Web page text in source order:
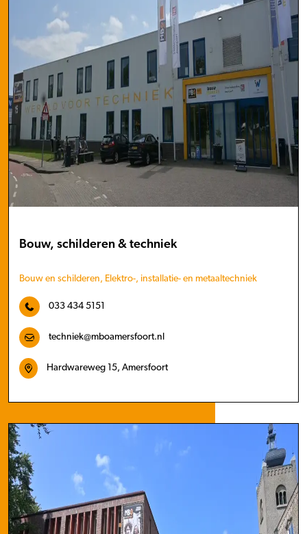
Bouw, schilderen & techniek
Bouw en schilderen, Elektro-, installatie- en metaaltechniek
033 434 5151
techniek@mboamersfoort.nl
Hardwareweg 15, Amersfoort